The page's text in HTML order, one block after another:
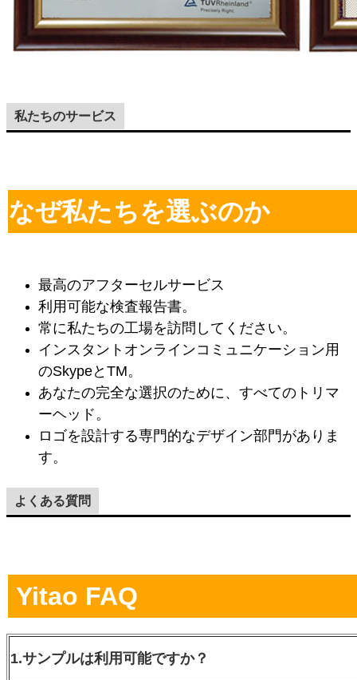
私たちのサービス
なぜ私たちを選ぶのか
最高のアフターセルサービス
利用可能な検査報告書。
常に私たちの工場を訪問してください。
インスタントオンラインコミュニケーション用
のSkypeとTM。
あなたの完全な選択のために、すべてのトリマ
ーヘッド。
ロゴを設計する専門的なデザイン部門がありま
す。
よくある質問
Yitao FAQ
1.サンプルは利用可能ですか？